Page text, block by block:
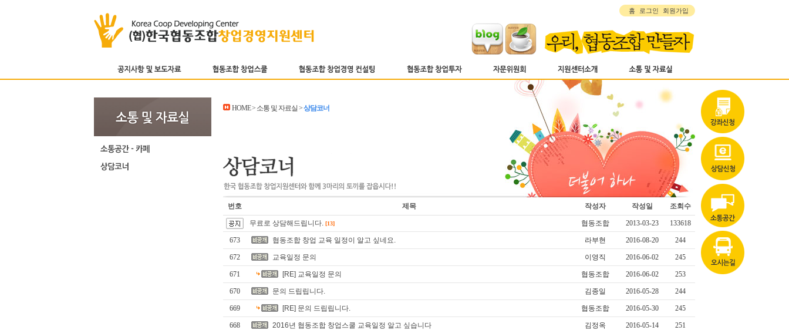
홈 로그인 회원가입
HOME > 소통 및 자료실 >상담코너
번호 제목 작성자 작성일 조회수
무료로 상담해드립니다. [13] 협동조합 2013-03-23 133618
673 협동조합 창업 교육 일정이 알고 싶네요. 라부현 2016-08-20 244
672 교육일정 문의 이영직 2016-06-02 245
671 [RE] 교육일정 문의 협동조합 2016-06-02 253
670 문의 드립립니다. 김종일 2016-05-28 244
669 [RE] 문의 드립립니다. 협동조합 2016-05-30 245
668 2016년 협동조합 창업스쿨 교육일정 알고 싶습니다 김정옥 2016-05-14 251